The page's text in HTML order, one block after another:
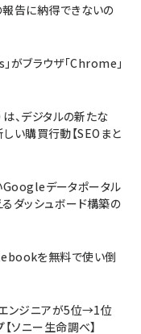
告に納得できないの
ブラウザ「Chrome」
、デジタルの新たな
しい購買行動【SEOまと
Googleデータポータル
ダッシュボード構築の
を無料で使い倒
ンジニアが5位→1位
ソニー生命調べ】